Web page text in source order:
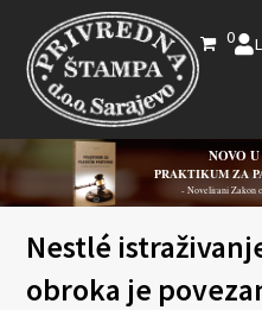
0
NOVO
PRAKTIKUM ZA
- Novelirani Zakon
Nestlé
obroka je